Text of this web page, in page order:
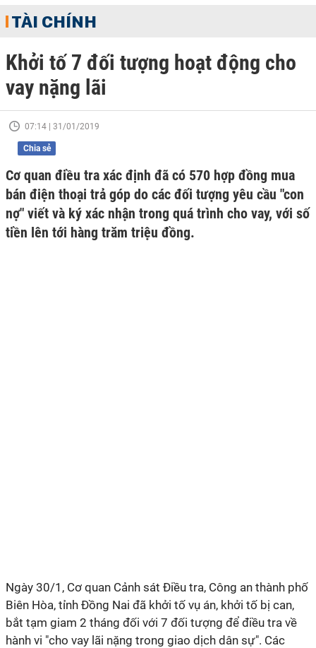
TÀI CHÍNH
Khởi tố 7 đối tượng hoạt động cho
vay nặng lãi
07:14 | 31/01/2019
Chia sẻ
Cơ quan điều tra xác định đã có 570 hợp đồng mua
bán điện thoại trả góp do các đối tượng yêu cầu "con
nợ" viết và ký xác nhận trong quá trình cho vay, với số
tiền lên tới hàng trăm triệu đồng.
Ngày 30/1, Cơ quan Cảnh sát Điều tra, Công an thành phố
Biên Hòa, tỉnh Đồng Nai đã khởi tố vụ án, khởi tố bị can,
bắt tạm giam 2 tháng đối với 7 đối tượng để điều tra về
hành vi "cho vay lãi nặng trong giao dịch dân sự". Các